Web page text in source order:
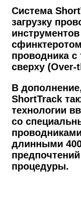
Система
загрузку
проводника с
сверху (Over-
В
ShortTrack
технологии
со
длинными
процедуры.